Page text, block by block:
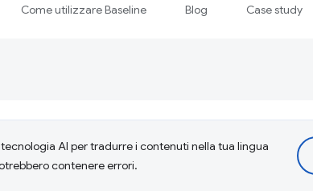
Come utilizzare Baseline Blog Case study
AI per tradurre i contenuti nella tua lingua
contenere errori.